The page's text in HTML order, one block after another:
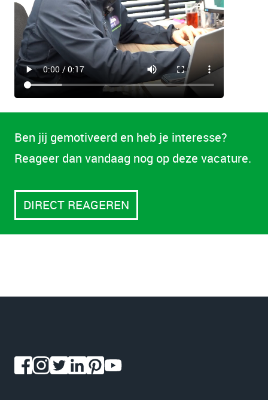
Ben jij gemotiveerd en heb je interesse?
Reageer dan vandaag nog op deze vacature.
DIRECT REAGEREN